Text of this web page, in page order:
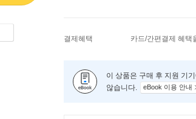
결제혜택 카드/간편결제 혜택
이 상품은 구매 후 지원 기
않습니다.
eBook 이용 안내